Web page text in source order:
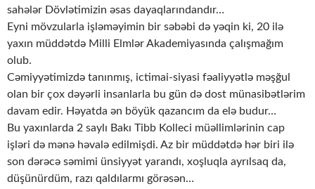
sahələr Dövlətimizin əsas dayaqlarındandır…
Eyni mövzularla işləməyimin bir səbəbi də yəqin ki, 20 ilə
yaxın müddətdə Milli Elmlər Akademiyasında çalışmağım
olub.
Cəmiyyətimizdə tanınmış, ictimai-siyasi fəaliyyətlə məşğul
olan bir çox dəyərli insanlarla bu gün də dost münasibətlərim
davam edir. Həyatda ən böyük qazancım da elə budur…
Bu yaxınlarda 2 saylı Bakı Tibb Kolleci müəllimlərinin cap
işləri də mənə həvalə edilmişdi. Az bir müddətdə hər biri ilə
son dərəcə səmimi ünsiyyət yarandı, xoşluqla ayrılsaq da,
düşünürdüm, razı qaldılarmı görəsən…